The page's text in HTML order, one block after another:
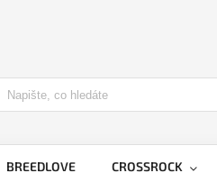
BREEDLOVE CROSSROCK